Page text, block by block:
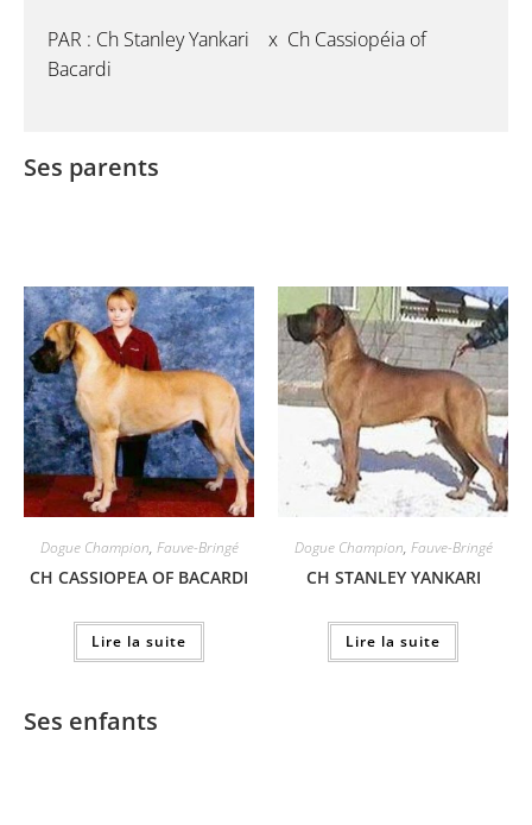
PAR : Ch Stanley Yankari x Ch Cassiopéia of
Bacardi
Ses parents
Dogue Champion, Fauve-Bringé
CH CASSIOPEA OF BACARDI
Lire la suite
Dogue Champion, Fauve-Bringé
CH STANLEY YANKARI
Lire la suite
Ses enfants